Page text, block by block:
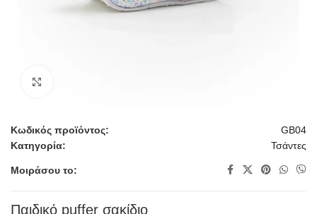
Κωδικός προϊόντος:
GB04
Κατηγορία:
Τσάντες
Μοιράσου το:
Παιδικό puffer σακίδιο